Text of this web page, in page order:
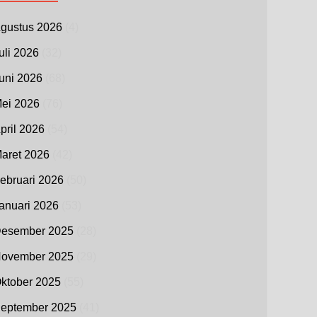
2026
2026
2026
2026
2026
2026
2026
2026
2025
2025
2025
2025